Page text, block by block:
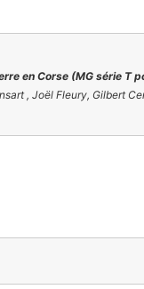
en Corse (MG série T
, Joël Fleury, Gilbert